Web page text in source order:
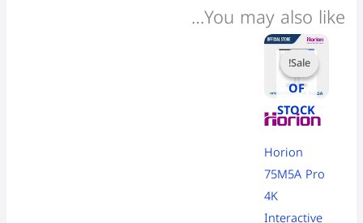
You may also like…
Sale!
OUT
OF
STOCK
Sale!
Horion
75M5A Pro
4K
Interactive
Original
price
was:
82,000 EGP.
Current